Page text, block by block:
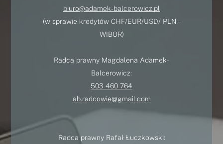
biuro@adamek-balcerowicz.pl
(w sprawie kredytów CHF/EUR/USD/ PLN –
WIBOR)
Radca prawny Magdalena Adamek-
Balcerowicz:
503 460 764
ab.radcowie@gmail.com
Radca prawny Rafał Łuczkowski: